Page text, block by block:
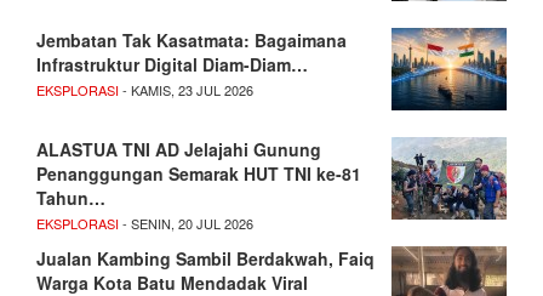
Jembatan Tak Kasatmata: Bagaimana
Infrastruktur Digital Diam-Diam…
EKSPLORASI- KAMIS, 23 JUL 2026
ALASTUA TNI AD Jelajahi Gunung
Penanggungan Semarak HUT TNI ke-81
Tahun…
EKSPLORASI- SENIN, 20 JUL 2026
Jualan Kambing Sambil Berdakwah, Faiq
Warga Kota Batu Mendadak Viral